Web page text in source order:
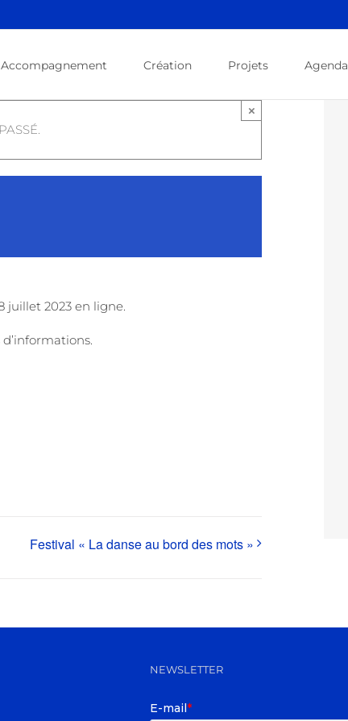
Accompagnement Création Projets Agenda
×
juillet 2023 en ligne.
Festival « La danse au bord des mots »
NEWSLETTER